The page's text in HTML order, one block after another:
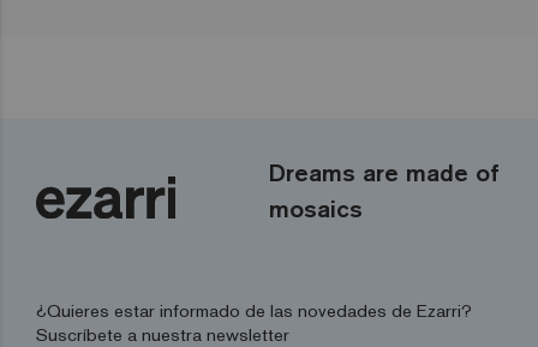
Dreams are made of
mosaics
¿Quieres estar informado de las novedades de Ezarri?
Suscríbete a nuestra newsletter